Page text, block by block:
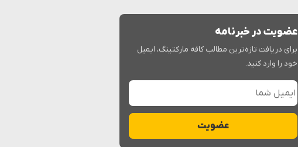
عضویت در خبرنامه
برای دریافت تازه‌ترین مطالب کافه مارکتینگ، ایمیل
خود را وارد کنید.
ایمیل شما
عضویت